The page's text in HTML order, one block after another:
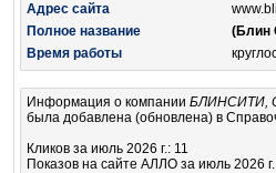
Адрес сайта
Полное название
(Блин
Время работы
Информация о компании БЛИНСИТИ,
была добавлена (обновлена) в
Кликов за июль 2026 г.: 11
Показов на сайте АЛЛО за июль 2026